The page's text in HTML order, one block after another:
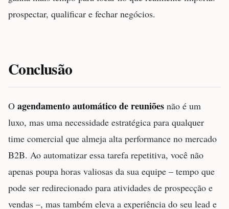
prospectar, qualificar e fechar negócios.
Conclusão
O agendamento automático de reuniões não é um
luxo, mas uma necessidade estratégica para qualquer
time comercial que almeja alta performance no mercado
B2B. Ao automatizar essa tarefa repetitiva, você não
apenas poupa horas valiosas da sua equipe – tempo que
pode ser redirecionado para atividades de prospecção e
vendas –, mas também eleva a experiência do seu lead e